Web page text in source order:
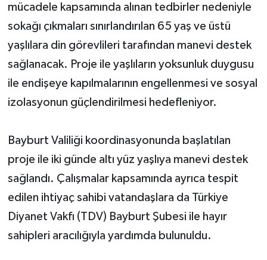
mücadele kapsamında alınan tedbirler nedeniyle
sokağı çıkmaları sınırlandırılan 65 yaş ve üstü
yaşlılara din görevlileri tarafından manevi destek
sağlanacak. Proje ile yaşlıların yoksunluk duygusu
ile endişeye kapılmalarının engellenmesi ve sosyal
izolasyonun güçlendirilmesi hedefleniyor.
Bayburt Valiliği koordinasyonunda başlatılan
proje ile iki günde altı yüz yaşlıya manevi destek
sağlandı. Çalışmalar kapsamında ayrıca tespit
edilen ihtiyaç sahibi vatandaşlara da Türkiye
Diyanet Vakfı (TDV) Bayburt Şubesi ile hayır
sahipleri aracılığıyla yardımda bulunuldu.